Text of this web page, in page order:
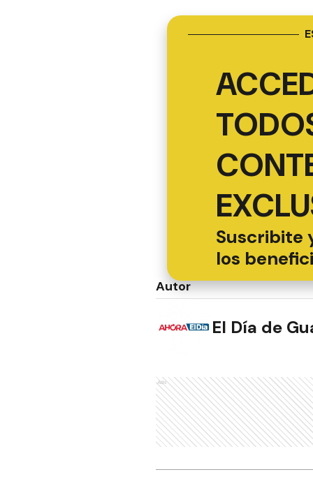
Suscribite
los
Autor
El Día de
Ads